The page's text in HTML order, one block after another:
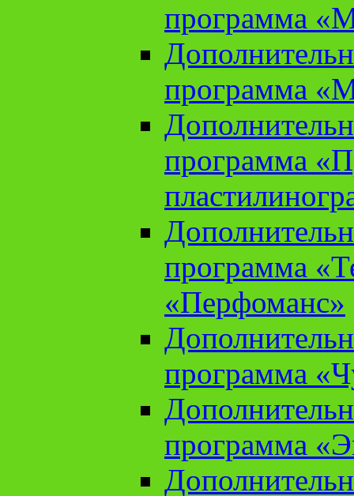
программа
программа
программа
программа
«Перфоманс»
программа
программа